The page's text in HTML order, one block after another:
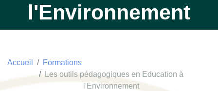
l'Environnement
Accueil
Formations
Les outils pédagogiques en Education à
l'Environnement